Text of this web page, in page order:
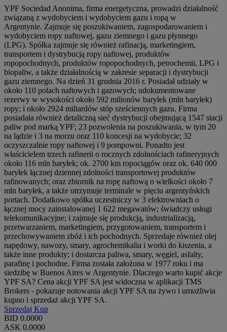
YPF Sociedad Anonima, firma energetyczna, prowadzi działalność
związaną z wydobyciem i wydobyciem gazu i ropą w
Argentynie. Zajmuje się poszukiwaniem, zagospodarowaniem i
wydobyciem ropy naftowej, gazu ziemnego i gazu płynnego
(LPG). Spółka zajmuje się również rafinacją, marketingiem,
transportem i dystrybucją ropy naftowej, produktów
ropopochodnych, produktów ropopochodnych, petrochemii, LPG i
biopaliw, a także działalnością w zakresie separacji i dystrybucji
gazu ziemnego. Na dzień 31 grudnia 2016 r. Posiadał udziały w
około 110 polach naftowych i gazowych; udokumentowane
rezerwy w wysokości około 592 milionów baryłek (mln baryłek)
ropy; i około 2924 miliardów stóp sześciennych gazu. Firma
posiadała również detaliczną sieć dystrybucji obejmującą 1547 stacji
paliw pod marką YPF; 23 pozwolenia na poszukiwania, w tym 20
na lądzie i 3 na morzu oraz 110 koncesji na wydobycie; 32
oczyszczalnie ropy naftowej i 9 pompowni. Ponadto jest
właścicielem trzech rafinerii o rocznych zdolnościach rafineryjnych
około 116 mln baryłek; ok. 2700 km ropociągów oraz ok. 640 000
baryłek łącznej dziennej zdolności transportowej produktów
rafinowanych; oraz zbiornik na ropę naftową o wielkości około 7
mln baryłek, a także utrzymuje terminale w pięciu argentyńskich
portach. Dodatkowo spółka uczestniczy w 3 elektrowniach o
łącznej mocy zainstalowanej 1 622 megawatów; świadczy usługi
telekomunikacyjne; i zajmuje się produkcją, industrializacją,
przetwarzaniem, marketingiem, przygotowaniem, transportem i
przechowywaniem zbóż i ich pochodnych. Sprzedaje również olej
napędowy, nawozy, smary, agrochemikalia i worki do kiszenia, a
także inne produkty; i dostarcza paliwa, smary, węgiel, asfalty,
parafinę i pochodne. Firma została założona w 1977 roku i ma
siedzibę w Buenos Aires w Argentynie. Dlaczego warto kupić akcje
YPF SA? Cena akcji YPF SA jest widoczna w aplikacji TMS
Brokers - pokazuje notowania akcji YPF SA na żywo i umożliwia
kupno i sprzedaż akcji YPF SA.
Sprzedaj Kup
BID 0.0000
ASK 0.0000